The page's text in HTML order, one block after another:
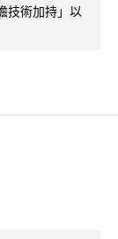
技術加持」以